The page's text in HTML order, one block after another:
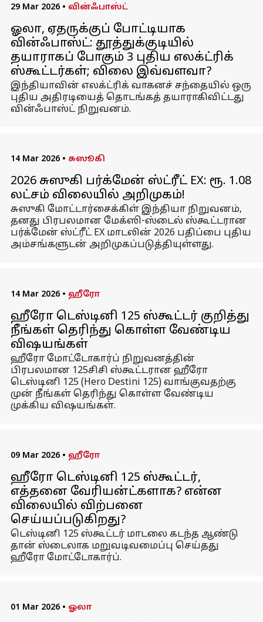
29 Mar 2026 • வின்ஃபாஸ்ட்
ஓலா, ஏதருக்குப் போட்டியாக
வின்ஃபாஸ்ட்: தூத்துக்குடியில்
தயாராகப் போகும் 3 புதிய எலக்ட்ரிக்
ஸ்கூட்டர்கள்; விலை இவ்வளவா?
இந்தியாவின் எலக்ட்ரிக் வாகனச் சந்தையில் ஒரு
புதிய அதிரடியைத் தொடங்கத் தயாராகிவிட்டது
வின்ஃபாஸ்ட் நிறுவனம்.
14 Mar 2026 • சுஸூகி
2026 சுஸுகி பர்க்மேன் ஸ்ட்ரீட் EX: ரூ. 1.08
லட்சம் விலையில் அறிமுகம்!
சுஸுகி மோட்டார்சைக்கிள் இந்தியா நிறுவனம்,
தனது பிரபலமான மேக்ஸி-ஸ்டைல் ஸ்கூட்டரான
பர்க்மேன் ஸ்ட்ரீட் EX மாடலின் 2026 பதிப்பை புதிய
அம்சங்களுடன் அறிமுகப்படுத்தியுள்ளது.
14 Mar 2026 • ஹீரோ
ஹீரோ டெஸ்டினி 125 ஸ்கூட்டர் குறித்து
நீங்கள் தெரிந்து கொள்ள வேண்டிய
விஷயங்கள்
ஹீரோ மோட்டோகார்ப் நிறுவனத்தின்
பிரபலமான 125சிசி ஸ்கூட்டரான ஹீரோ
டெஸ்டினி 125 (Hero Destini 125) வாங்குவதற்கு
முன் நீங்கள் தெரிந்து கொள்ள வேண்டிய
முக்கிய விஷயங்கள்.
09 Mar 2026 • ஹீரோ
ஹீரோ டெஸ்டினி 125 ஸ்கூட்டர்,
எத்தனை வேரியன்ட்களாக? என்ன
விலையில் விற்பனை
செய்யப்படுகிறது?
டெஸ்டினி 125 ஸ்கூட்டர் மாடலை கடந்த ஆண்டு
தான் ஸ்டைலாக மறுவடிவமைப்பு செய்தது
ஹீரோ மோட்டோகார்ப்.
01 Mar 2026 • ஓலா